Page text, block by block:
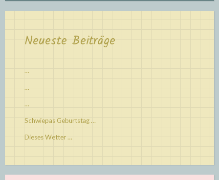
Neueste Beiträge
…
…
…
Schwiepas Geburtstag …
Dieses Wetter …